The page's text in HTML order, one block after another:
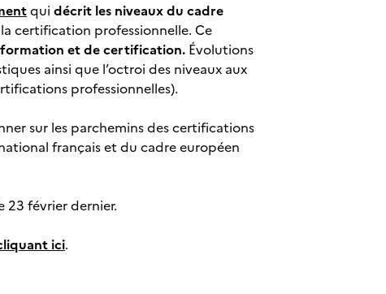
qui décrit les niveaux du cadre
certification professionnelle. Ce
formation et de certification. Évolutions
ainsi que l’octroi des niveaux aux
professionnelles).
sur les parchemins des certifications
français et du cadre européen
23 février dernier.
ici.